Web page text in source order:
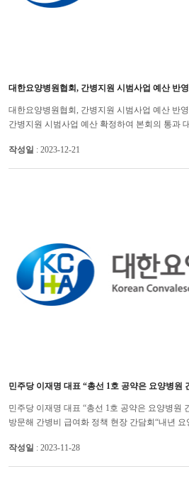
대한요양병원협회, 간병지원 시범사업 예산 반
대한요양병원협회, 간병지원 시범사업 예산 반
간병지원 시범사업 예산 확정하여 본회의 통과
작성일 : 2023-12-21
민주당 이재명 대표 “총선 1호 공약은 요양병원
민주당 이재명 대표 “총선 1호 공약은 요양병원
방문해 간병비 급여화 정책 현장 간담회“내년
작성일 : 2023-11-28